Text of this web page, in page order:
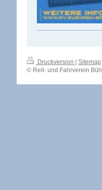
Druckversion | Sitemap
© Reit- und Fahrverein